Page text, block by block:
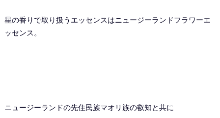
星の香りで取り扱うエッセンスはニュージーランドフラワーエ
ッセンス。
ニュージーランドの先住民族マオリ族の叡知と共に